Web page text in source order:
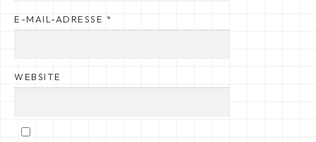
E-MAIL-ADRESSE *
WEBSITE